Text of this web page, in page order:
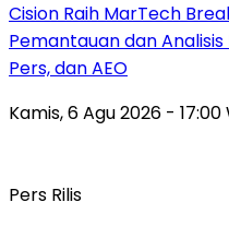
Cision Raih MarTech
Pemantauan dan Analisis
Pers, dan AEO
Kamis, 6 Agu 2026 - 17:00
Pers Rilis